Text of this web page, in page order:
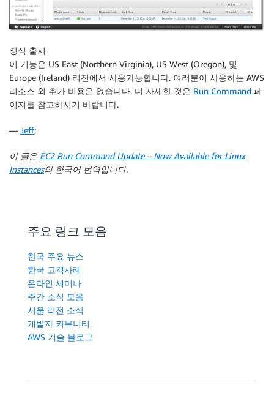
정식 출시
이 기능은 US East (Northern Virginia), US West (Oregon), 및
Europe (Ireland) 리전에서 사용가능합니다. 여러분이 사용하는 AWS
리소스 외 추가 비용은 없습니다. 더 자세한 것은 Run Command 페
이지를 참고하시기 바랍니다.
— Jeff;
이 글은 EC2 Run Command Update – Now Available for Linux
Instances의 한국어 번역입니다.
주요 링크 모음
한국 주요 뉴스
한국 고객사례
온라인 세미나
주간 소식 모음
서울 리전 소식
개발자 커뮤니티
AWS 기술 블로그